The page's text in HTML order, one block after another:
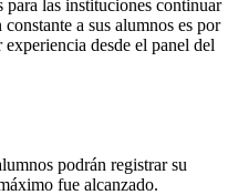
para las instituciones continuar
a sus alumnos es por
desde el panel del
podrán registrar su
fue alcanzado.